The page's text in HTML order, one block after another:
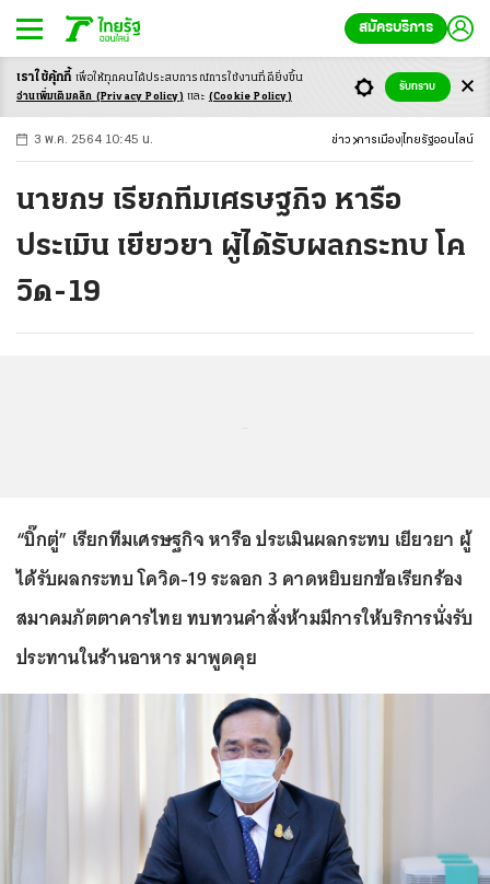
สมัครบริการ
-ก ก ก+
3 พ.ค. 2564 10:45 น. ข่าว การเมือง ไทยรัฐออนไลน์
นายกฯ เรียกทีมเศรษฐกิจ หารือ
ประเมิน เยียวยา ผู้ได้รับผลกระทบ โค
วิด-19
“บิ๊กตู่” เรียกทีมเศรษฐกิจ หารือ ประเมินผลกระทบ เยียวยา ผู้
ได้รับผลกระทบ โควิด-19 ระลอก 3 คาดหยิบยกข้อเรียกร้อง
สมาคมภัตตาคารไทย ทบทวนคำสั่งห้ามมีการให้บริการนั่งรับ
ประทานในร้านอาหาร มาพูดคุย
เราใช้คุ้กกี้ เพื่อให้ทุกคนได้ประสบการณ์การใช้งานที่ดียิ่งขึ้น
อ่านเพิ่มเติมคลิก (Privacy Policy) และ (Cookie Policy)
รับทราบ